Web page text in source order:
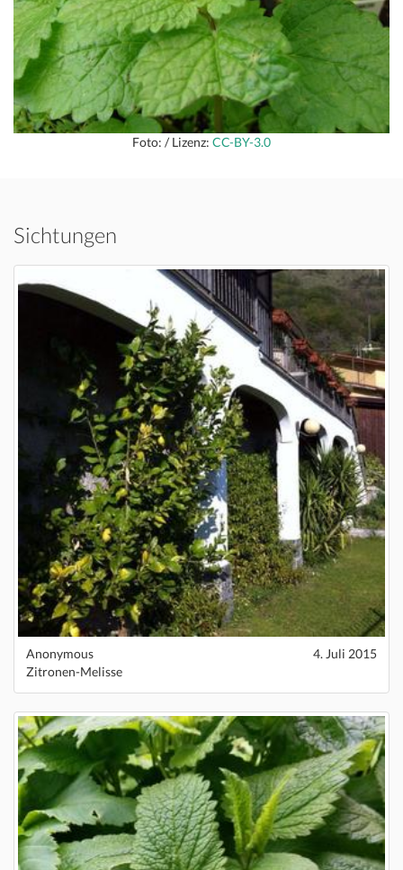
Foto: / Lizenz: CC-BY-3.0
Sichtungen
Anonymous
4. Juli 2015
Zitronen-Melisse